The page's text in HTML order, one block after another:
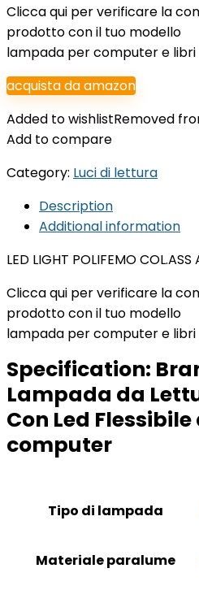
Clicca qui per verificare la
prodotto con il tuo modello
lampada per computer e libri
acquista da amazon
Added to wishlistRemoved
Add to compare
Category: Luci di lettura
Description
Additional information
LED LIGHT POLIFEMO COL.ASS
Clicca qui per verificare la
prodotto con il tuo modello
lampada per computer e libri
Specification:
Lampada da
Con Led Flessibile
computer
Tipo di lampada
Materiale paralume